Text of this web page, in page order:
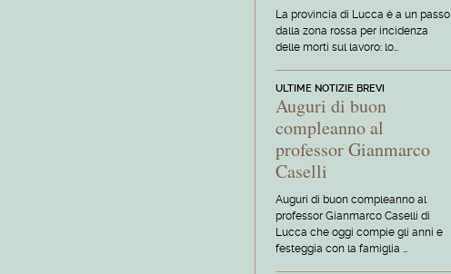
La provincia di Lucca è a un passo
dalla zona rossa per incidenza
delle morti sul lavoro: lo…
ULTIME NOTIZIE BREVI
Auguri di buon
compleanno al
professor Gianmarco
Caselli
Auguri di buon compleanno al
professor Gianmarco Caselli di
Lucca che oggi compie gli anni e
festeggia con la famiglia …